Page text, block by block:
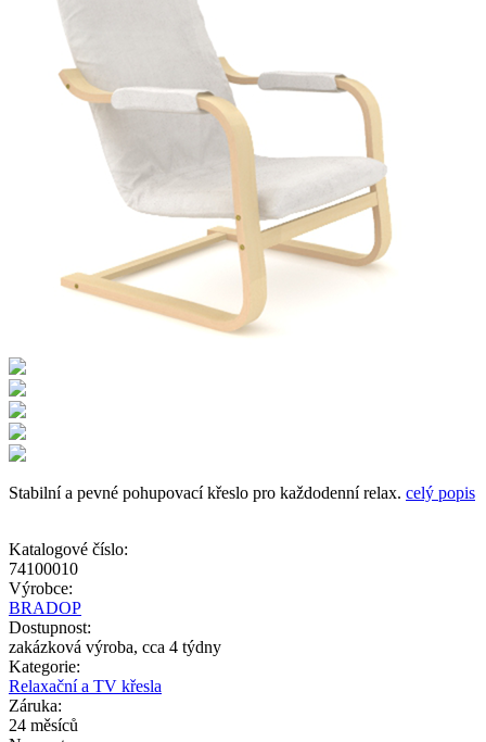
Stabilní a pevné pohupovací křeslo pro každodenní relax. celý popis
Katalogové číslo:
74100010
Výrobce:
BRADOP
Dostupnost:
zakázková výroba, cca 4 týdny
Kategorie:
Relaxační a TV křesla
Záruka:
24 měsíců